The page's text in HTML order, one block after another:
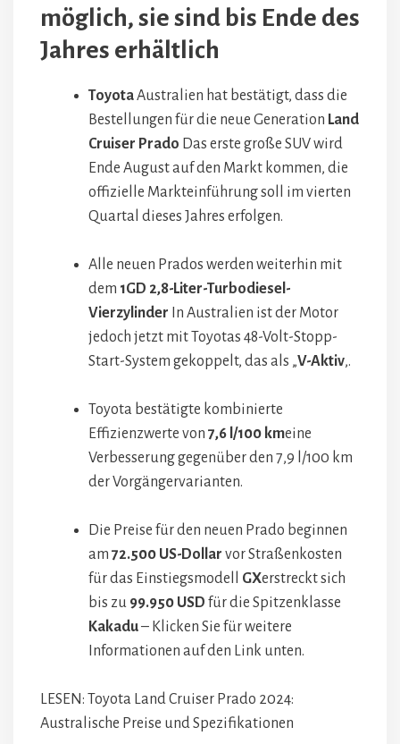
möglich, sie sind bis Ende des
Jahres erhältlich
ToyotaAustralien hat bestätigt, dass die
Bestellungen für die neue Generation Land
Cruiser Prado Das erste große SUV wird
Ende August auf den Markt kommen, die
offizielle Markteinführung soll im vierten
Quartal dieses Jahres erfolgen.
Alle neuen Prados werden weiterhin mit
dem 1GD 2,8-Liter-Turbodiesel-
Vierzylinder In Australien ist der Motor
jedoch jetzt mit Toyotas 48-Volt-Stopp-
Start-System gekoppelt, das als „V-Aktiv‚.
Toyota bestätigte kombinierte
Effizienzwerte von 7,6 l/100 kmeine
Verbesserung gegenüber den 7,9 l/100 km
der Vorgängervarianten.
Die Preise für den neuen Prado beginnen
am 72.500 US-Dollar vor Straßenkosten
für das Einstiegsmodell GXerstreckt sich
bis zu 99.950 USD für die Spitzenklasse
Kakadu– Klicken Sie für weitere
Informationen auf den Link unten.
LESEN: Toyota Land Cruiser Prado 2024:
Australische Preise und Spezifikationen